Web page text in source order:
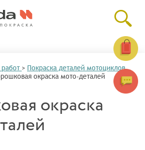
> Покраска деталей мотоциклов
окраска мото-деталей
окраска